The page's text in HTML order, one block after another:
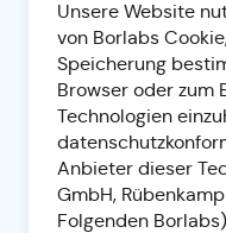
Unsere Website
von Borlabs
Speicherung
Browser oder zum
Technologien
Anbieter dieser
GmbH,
Folgenden